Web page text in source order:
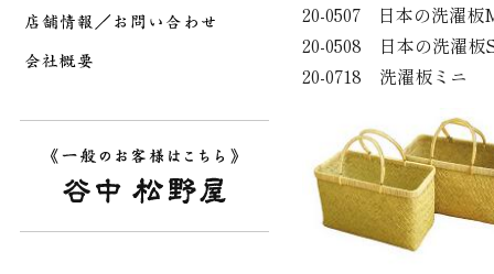
20-0507 日本の洗濯
20-0508 日本の洗濯
20-0718 洗濯板ミニ